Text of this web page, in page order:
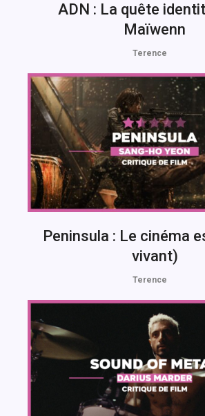
ADN : La quête
Maïwenn
Terence
Peninsula : Le cinéma
vivant)
Terence